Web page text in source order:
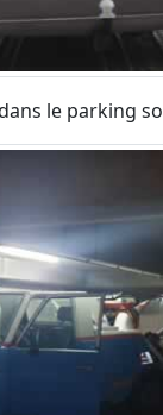
le parking